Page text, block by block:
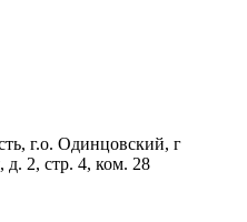
г.о. Одинцовский, г
2, стр. 4, ком. 28